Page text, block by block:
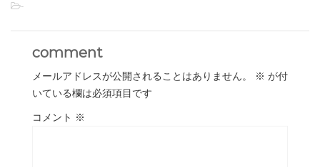
-
comment
メールアドレスが公開されることはありません。 ※ が付
いている欄は必須項目です
コメント ※